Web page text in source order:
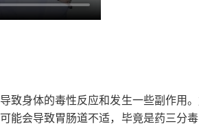
致身体的毒性反应和发生一些副作用
能会导致胃肠道不适，毕竟是药三分